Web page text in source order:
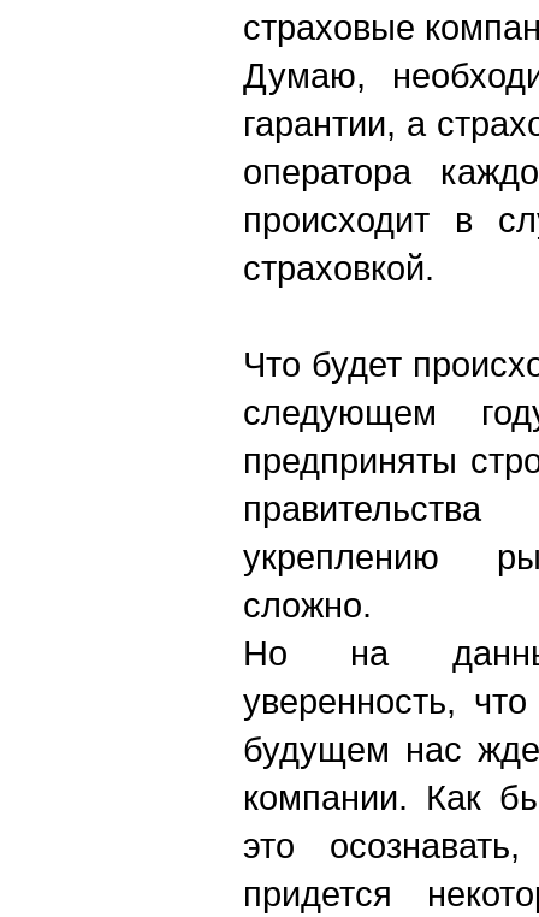
страховые
Думаю,
гарантии, а
оператора
происходит в
страховкой.
Что будет
следующем
предприняты
укреплению
сложно.
Но на
уверенность,
будущем нас
компании. Как
это
придется